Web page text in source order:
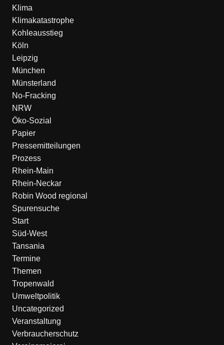
Klima
Klimakatastrophe
Kohleausstieg
Köln
Leipzig
München
Münsterland
No-Fracking
NRW
Öko-Sozial
Papier
Pressemitteilungen
Prozess
Rhein-Main
Rhein-Neckar
Robin Wood regional
Spurensuche
Start
Süd-West
Tansania
Termine
Themen
Tropenwald
Umweltpolitik
Uncategorized
Veranstaltung
Verbraucherschutz